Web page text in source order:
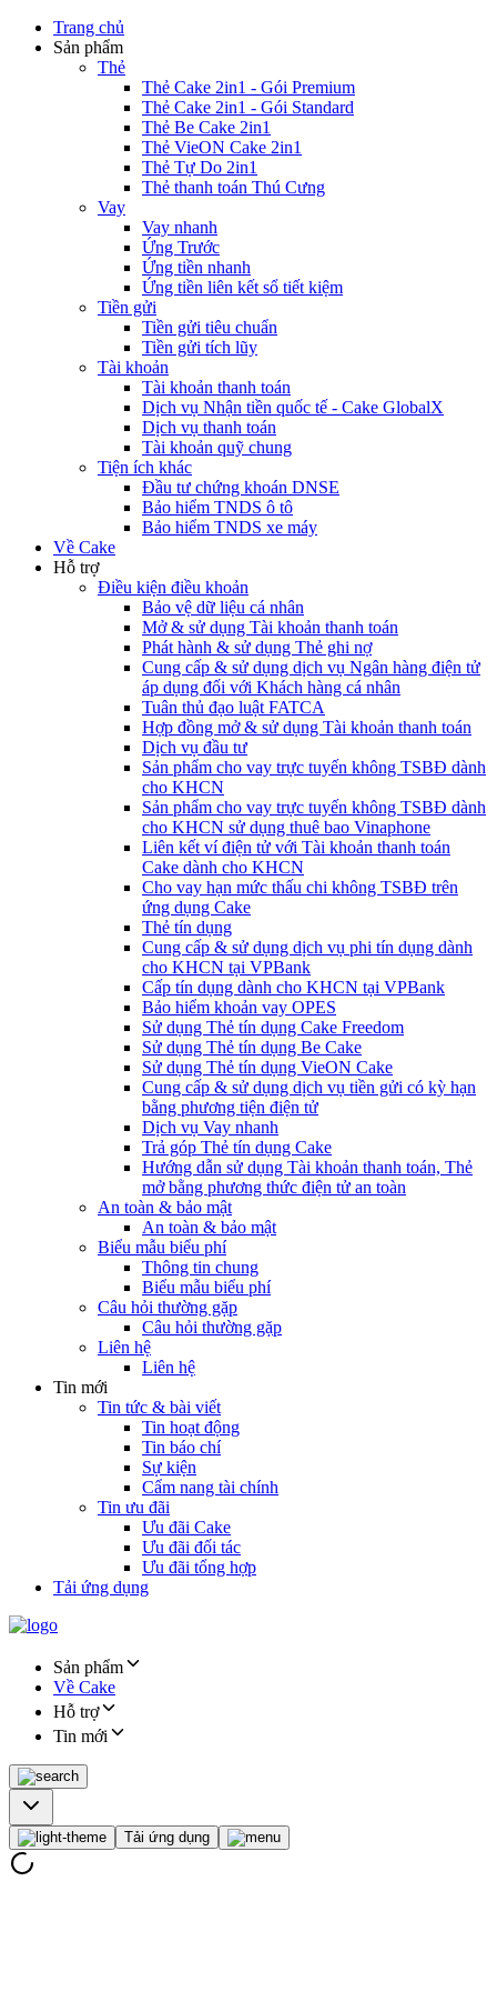
Trang chủ
Sản phẩm
Thẻ
Thẻ Cake 2in1 - Gói Premium
Thẻ Cake 2in1 - Gói Standard
Thẻ Be Cake 2in1
Thẻ VieON Cake 2in1
Thẻ Tự Do 2in1
Thẻ thanh toán Thú Cưng
Vay
Vay nhanh
Ứng Trước
Ứng tiền nhanh
Ứng tiền liên kết sổ tiết kiệm
Tiền gửi
Tiền gửi tiêu chuẩn
Tiền gửi tích lũy
Tài khoản
Tài khoản thanh toán
Dịch vụ Nhận tiền quốc tế - Cake GlobalX
Dịch vụ thanh toán
Tài khoản quỹ chung
Tiện ích khác
Đầu tư chứng khoán DNSE
Bảo hiểm TNDS ô tô
Bảo hiểm TNDS xe máy
Về Cake
Hỗ trợ
Điều kiện điều khoản
Bảo vệ dữ liệu cá nhân
Mở & sử dụng Tài khoản thanh toán
Phát hành & sử dụng Thẻ ghi nợ
Cung cấp & sử dụng dịch vụ Ngân hàng điện tử
áp dụng đối với Khách hàng cá nhân
Tuân thủ đạo luật FATCA
Hợp đồng mở & sử dụng Tài khoản thanh toán
Dịch vụ đầu tư
Sản phẩm cho vay trực tuyến không TSBĐ dành
cho KHCN
Sản phẩm cho vay trực tuyến không TSBĐ dành
cho KHCN sử dụng thuê bao Vinaphone
Liên kết ví điện tử với Tài khoản thanh toán
Cake dành cho KHCN
Cho vay hạn mức thấu chi không TSBĐ trên
ứng dụng Cake
Thẻ tín dụng
Cung cấp & sử dụng dịch vụ phi tín dụng dành
cho KHCN tại VPBank
Cấp tín dụng dành cho KHCN tại VPBank
Bảo hiểm khoản vay OPES
Sử dụng Thẻ tín dụng Cake Freedom
Sử dụng Thẻ tín dụng Be Cake
Sử dụng Thẻ tín dụng VieON Cake
Cung cấp & sử dụng dịch vụ tiền gửi có kỳ hạn
bằng phương tiện điện tử
Dịch vụ Vay nhanh
Trả góp Thẻ tín dụng Cake
Hướng dẫn sử dụng Tài khoản thanh toán, Thẻ
mở bằng phương thức điện tử an toàn
An toàn & bảo mật
An toàn & bảo mật
Biểu mẫu biểu phí
Thông tin chung
Biểu mẫu biểu phí
Câu hỏi thường gặp
Câu hỏi thường gặp
Liên hệ
Liên hệ
Tin mới
Tin tức & bài viết
Tin hoạt động
Tin báo chí
Sự kiện
Cẩm nang tài chính
Tin ưu đãi
Ưu đãi Cake
Ưu đãi đối tác
Ưu đãi tổng hợp
Tải ứng dụng
Sản phẩm
Về Cake
Hỗ trợ
Tin mới
Tải ứng dụng